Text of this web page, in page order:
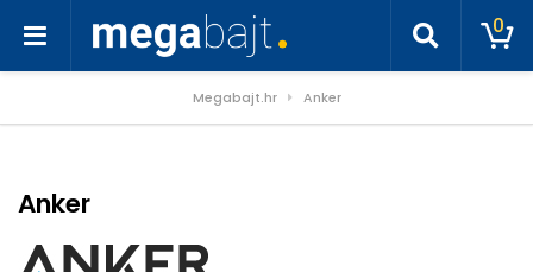
0
Megabajt.hr Anker
Anker